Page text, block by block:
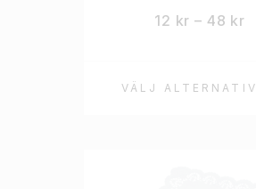
VÄLJ ALTERNATIV
12 kr – 48 kr